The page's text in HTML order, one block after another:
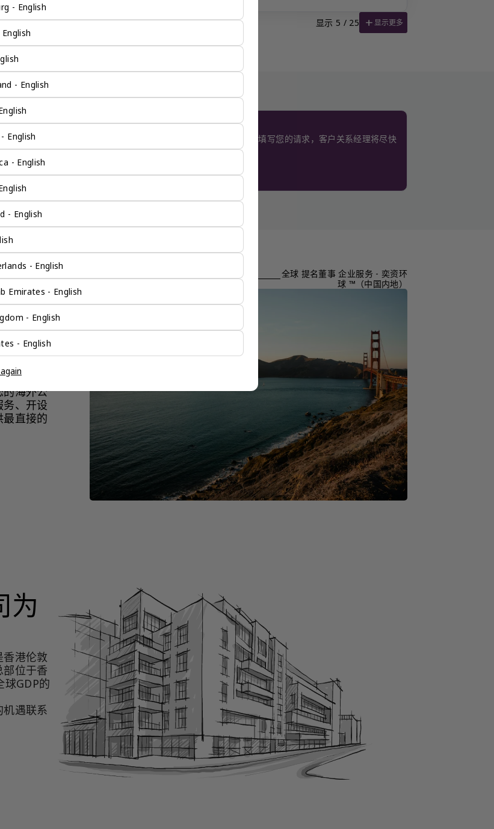
显示 5 / 25 add显示更多
下期望的产品？更多产品信息可应要求提供。
某些产品公开展示，以避免混淆和不道德的竞争。请使用此表格填写您的请求，客户关系经理将尽快
与您联系。
全球 提名董事 企业服务 - 奕资环
球 ™（中国内地）
零
的海外公
、开设
直接的
为
港伦敦
位于香
球GDP的
遇联系
- English
- English
English
- English
- English
- English
Emirates - English
- English
- English